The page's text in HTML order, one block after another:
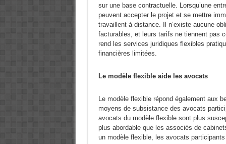
sur une base contractuelle. Lorsqu’une
peuvent accepter le projet et se mettre
travaillent à distance. Il n’existe aucune
facturables, et leurs tarifs ne tiennent pas
rend les services juridiques flexibles
financières limitées.
Le modèle flexible aide les avocats
Le modèle flexible répond également aux
moyens de subsistance des avocats
avocats du modèle flexible sont plus
plus abordable que les associés de
un modèle flexible, les avocats